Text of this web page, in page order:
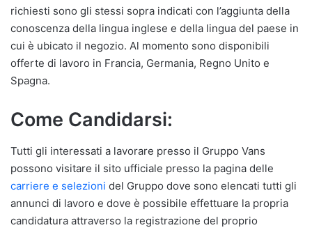
richiesti sono gli stessi sopra indicati con l’aggiunta della
conoscenza della lingua inglese e della lingua del paese in
cui è ubicato il negozio. Al momento sono disponibili
offerte di lavoro in Francia, Germania, Regno Unito e
Spagna.
Come Candidarsi:
Tutti gli interessati a lavorare presso il Gruppo Vans
possono visitare il sito ufficiale presso la pagina delle
carriere e selezioni del Gruppo dove sono elencati tutti gli
annunci di lavoro e dove è possibile effettuare la propria
candidatura attraverso la registrazione del proprio